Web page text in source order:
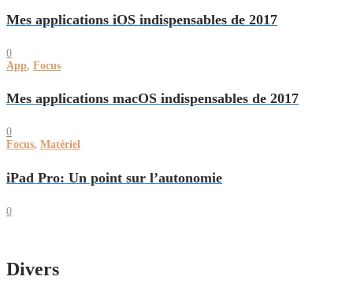
Mes applications iOS indispensables de 2017
0
App, Focus
Mes applications macOS indispensables de 2017
0
Focus, Matériel
iPad Pro: Un point sur l’autonomie
0
Divers